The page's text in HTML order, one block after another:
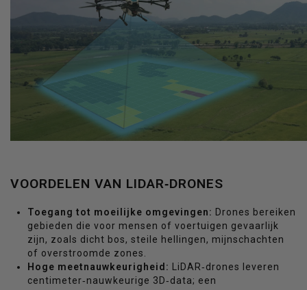
VOORDELEN VAN LIDAR‑DRONES
Toegang tot moeilijke omgevingen: Drones bereiken
gebieden die voor mensen of voertuigen gevaarlijk
zijn, zoals dicht bos, steile hellingen, mijnschachten
of overstroomde zones.
Hoge meetnauwkeurigheid:
LiDAR‑drones leveren
centimeter‑nauwkeurige 3D‑data; een